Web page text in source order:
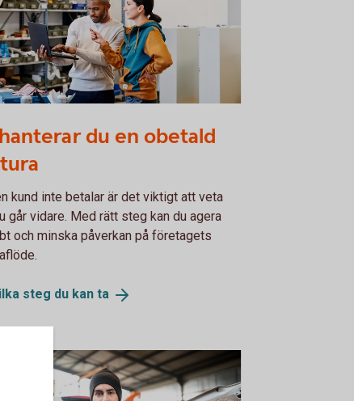
a computer du en obetald
kund inte betalar är det viktigt att veta
går vidare. Med rätt steg kan du agera
och minska påverkan på företagets
steg du kan ta